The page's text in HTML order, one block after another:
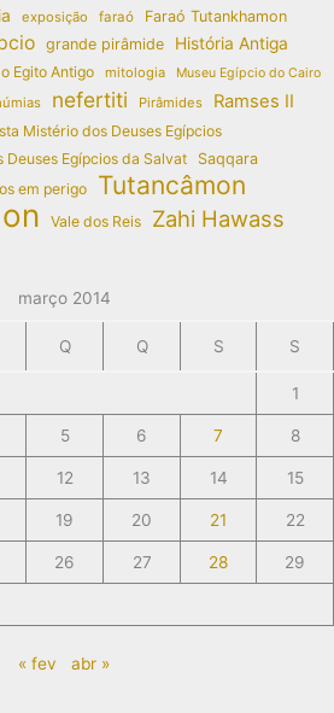
exposição faraó Faraó Tutankhamon
grande pirâmide
História Antiga
Egito Antigo mitologia Museu Egípcio do Cairo
nefertiti Pirâmides Ramses II
Mistério dos Deuses Egípcios
Deuses Egípcios da Salvat
Saqqara
em perigo
Tutancâmon
Vale dos Reis Zahi Hawass
março 2014
Q Q S S
1
5 6 7 8
12 13 14 15
19 20 21 22
26 27 28 29
« fev abr »